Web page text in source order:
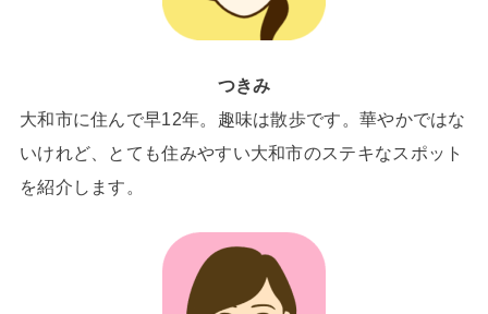
つきみ
大和市に住んで早12年。趣味は散歩です。華やかではな
いけれど、とても住みやすい大和市のステキなスポット
を紹介します。